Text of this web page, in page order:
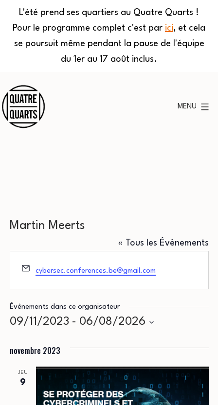
L'été prend ses quartiers au Quatre Quarts !
Pour le programme complet c'est par ici, et cela
se poursuit même pendant la pause de l'équipe
du 1er au 17 août inclus.
au
contenu
MENU
Martin Meerts
« Tous les Évènements
Email
cybersec.conferences.be@gmail.com
Évènements dans ce organisateur
09/11/2023 - 06/08/2026
une
novembre 2023
JEU
9